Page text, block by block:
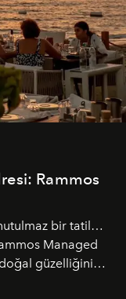
Rammos
bir tatil…
Managed
güzelliğini